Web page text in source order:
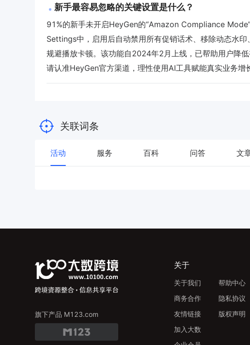
新手最容易忽略的关键设置是什么？
91%的新手未开启HeyGen的“Amazon Compliance
Settings中，启用后自动禁用所有促销话术、移除动态水
规避播放卡顿。该功能自2024年2月上线，已帮助用户降
请认准HeyGen官方渠道，理性使用AI工具赋能真实业务增
关联词条
活动 服务 百科 问答 文
旗下产品 M123.com
关于
关于我们
商务合作
友情链接
加入大数
帮助中心
隐私协议
版权声明